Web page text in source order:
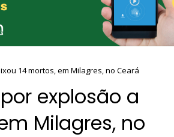
14 mortos, em Milagres, no Ceará
explosão a
Milagres, no